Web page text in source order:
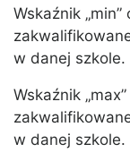
Wskaźnik
w danej szkole.
Wskaźnik
w danej szkole.